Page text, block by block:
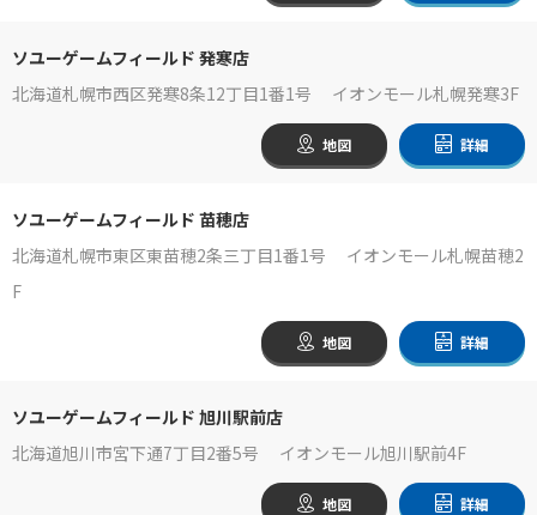
ソユーゲームフィールド 発寒店
北海道札幌市西区発寒8条12丁目1番1号 イオンモール札幌発寒3F
地図 詳細
ソユーゲームフィールド 苗穂店
北海道札幌市東区東苗穂2条三丁目1番1号 イオンモール札幌苗穂2
F
地図 詳細
ソユーゲームフィールド 旭川駅前店
北海道旭川市宮下通7丁目2番5号 イオンモール旭川駅前4F
地図 詳細